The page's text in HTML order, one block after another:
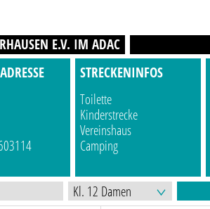
E.V. IM ADAC
STRECKENINFOS
Toilette
Kinderstrecke
Vereinshaus
Camping